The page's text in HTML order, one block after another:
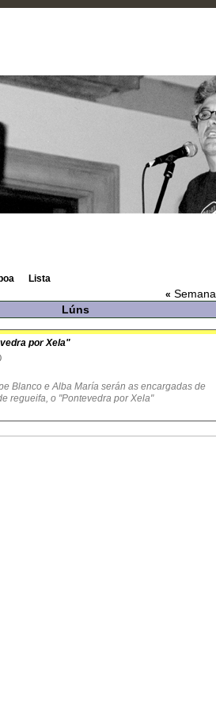
Lista
«
Lúns
por Xela"
Blanco e Alba María serán as encargadas de
regueifa, o "Pontevedra por Xela"